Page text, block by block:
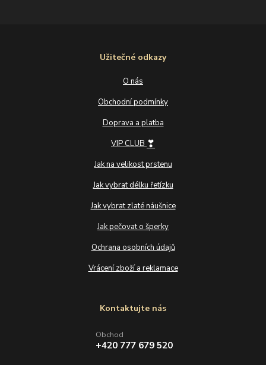
Užitečné odkazy
O nás
Obchodní podmínky
Doprava a platba
VIP CLUB ❣
Jak na velikost prstenu
Jak vybrat délku řetízku
Jak vybrat zlaté náušnice
Jak pečovat o šperky
Ochrana osobních údajů
Vrácení zboží a reklamace
Kontaktujte nás
Obchod
+420 777 679 520